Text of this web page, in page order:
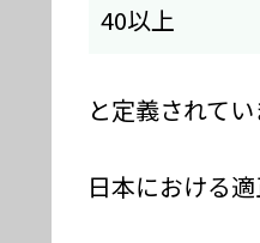
40以上
と定義されて
日本における